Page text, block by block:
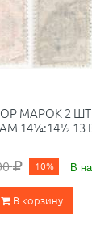
МАРОК 2
14¼:14½ 13
10% В
В корзину